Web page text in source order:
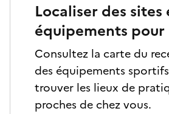
Localiser des sites
équipements
Consultez la carte du
des équipements
trouver les lieux de
proches de chez vous.